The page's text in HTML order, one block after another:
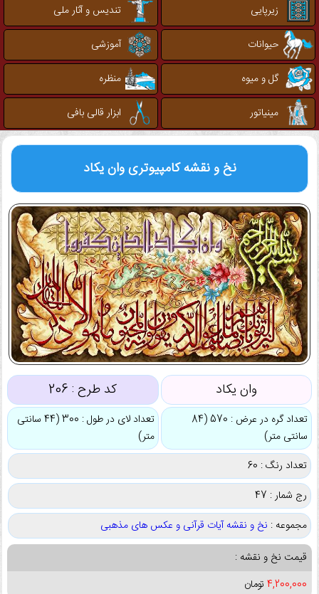
زیرپایی
تندیس و آثار ملی
حیوانات
آموزشی
گل و میوه
منظره
مینیاتور
ابزار قالی بافی
نخ و نقشه کامپیوتریوان یکاد
وان یکاد کد طرح : 206
تعداد گره در عرض : 570 (84
سانتی متر)
تعداد لای در طول : 300 (44 سانتی
متر)
تعداد رنگ : 60
رج شمار : 47
مجموعه : نخ و نقشه آیات قرآنی و عکس های مذهبی
قیمت نخ و نقشه :
4,200,000 تومان